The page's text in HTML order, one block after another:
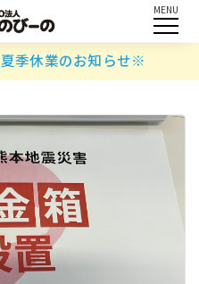
MENU
季休業のお知らせ※